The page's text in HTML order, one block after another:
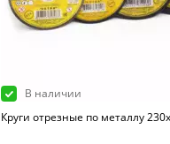
В наличии
Круги отрезные по металлу